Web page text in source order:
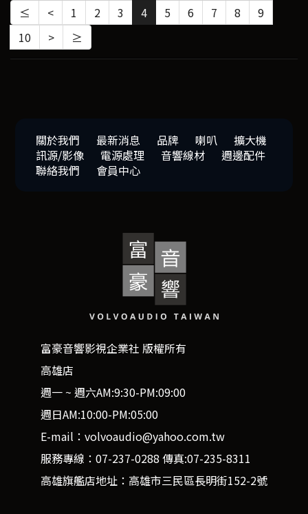
≤ < 1 2 3 4 5 6 7 8
9
10
> ≥
關於我們 最新消息 品牌 喇叭
擴大機
訊源/影像
電源處理 音響線材
週邊配件
聯絡我們
會員中心
富豪音響影視企業社 版權所有
高雄店
週一 ~ 週六AM:9:30-PM:09:00
週日AM:10:00-PM:05:00
E-mail：volvoaudio@yahoo.com.tw
服務專線：07-237-0288 傳真:07-235-8311
高雄旗艦店地址：高雄市三民區長明街152-2號